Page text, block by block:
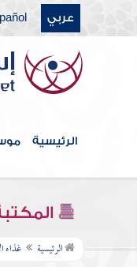
عربي
الرئيسية
الرئيسية غذاء
والعجب
مطلب في
مطلب
كلام نفيس
مطلب